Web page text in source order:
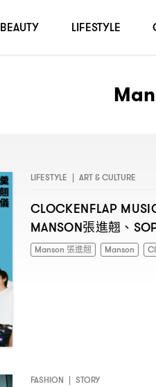
LIFESTYLE | ART & CULTURE
CLOCKENFLAP
MANSON張進翹、
Manson 張進翹 Manson
FASHION | STORY
BEAUTY LIFESTYLE